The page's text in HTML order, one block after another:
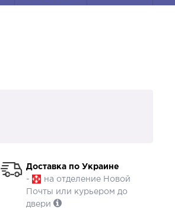
Доставка по Украине
-
на отделение Новой
Почты или курьером до
двери